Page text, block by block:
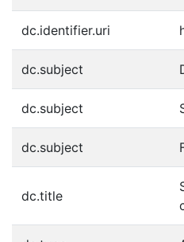
dc.identifier.uri
dc.subject
dc.subject
dc.subject
dc.title